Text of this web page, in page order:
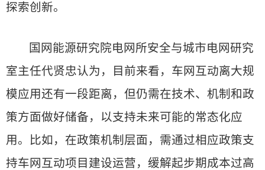
探索创新。
国网能源研究院电网所安全与城市电网研究
室主任代贤忠认为，目前来看，车网互动离大规
模应用还有一段距离，但仍需在技术、机制和政
策方面做好储备，以支持未来可能的常态化应
用。比如，在政策机制层面，需通过相应政策支
持车网互动项目建设运营，缓解起步期成本过高